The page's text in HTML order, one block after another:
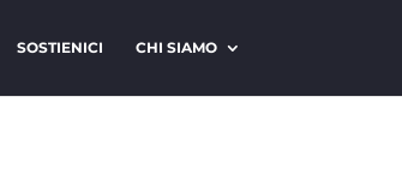
SOSTIENICI CHI SIAMO